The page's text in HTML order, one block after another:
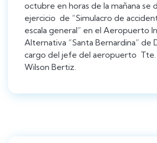
octubre en horas de la mañana se
ejercicio de “Simulacro de
escala general” en el Aeropuerto
Alternativa “Santa Bernardina” de
cargo del jefe del aeropuerto Tte.
Wilson Bertiz.